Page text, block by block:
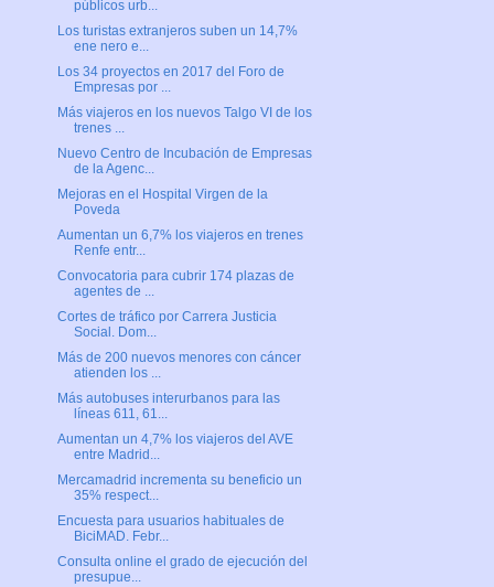
públicos urb...
Los turistas extranjeros suben un 14,7%
ene nero e...
Los 34 proyectos en 2017 del Foro de
Empresas por ...
Más viajeros en los nuevos Talgo VI de los
trenes ...
Nuevo Centro de Incubación de Empresas
de la Agenc...
Mejoras en el Hospital Virgen de la
Poveda
Aumentan un 6,7% los viajeros en trenes
Renfe entr...
Convocatoria para cubrir 174 plazas de
agentes de ...
Cortes de tráfico por Carrera Justicia
Social. Dom...
Más de 200 nuevos menores con cáncer
atienden los ...
Más autobuses interurbanos para las
líneas 611, 61...
Aumentan un 4,7% los viajeros del AVE
entre Madrid...
Mercamadrid incrementa su beneficio un
35% respect...
Encuesta para usuarios habituales de
BiciMAD. Febr...
Consulta online el grado de ejecución del
presupue...